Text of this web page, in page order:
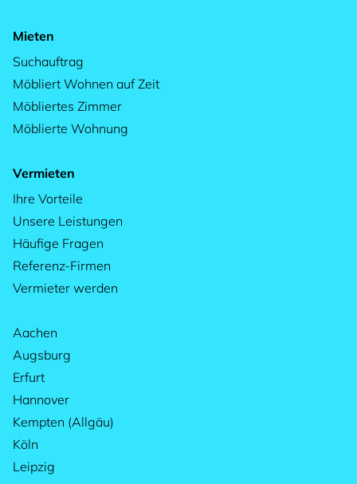
Mieten
Suchauftrag
Möbliert Wohnen auf Zeit
Möbliertes Zimmer
Möblierte Wohnung
Vermieten
Ihre Vorteile
Unsere Leistungen
Häufige Fragen
Referenz-Firmen
Vermieter werden
Aachen
Augsburg
Erfurt
Hannover
Kempten (Allgäu)
Köln
Leipzig